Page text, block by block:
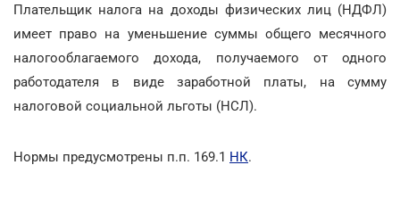
Плательщик налога на доходы физических лиц (НДФЛ)
имеет право на уменьшение суммы общего месячного
налогооблагаемого дохода, получаемого от одного
работодателя в виде заработной платы, на сумму
налоговой социальной льготы (НСЛ).
Нормы предусмотрены п.п. 169.1 НК.